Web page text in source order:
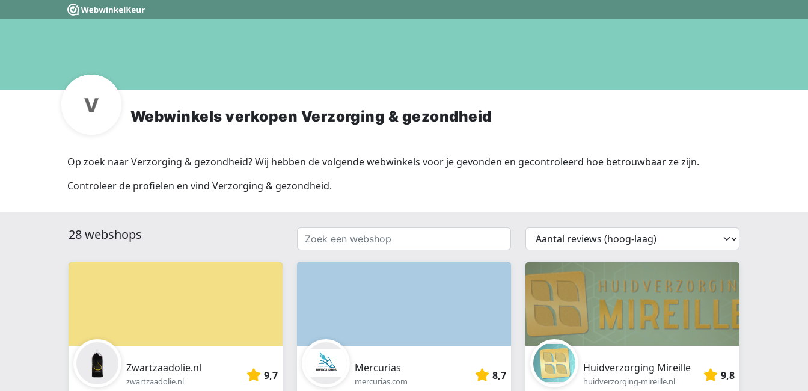
Webwinkels verkopen Verzorging & gezondheid
Op zoek naar Verzorging & gezondheid? Wij hebben de volgende webwinkels voor je gevonden en gecontroleerd hoe betrouwbaar ze zijn.
Controleer de profielen en vind Verzorging & gezondheid.
28 webshops
Zoek
een
webshop
{{
__('Sort')
}}
Zwartzaadolie.nl
zwartzaadolie.nl 9,7
Mercurias
mercurias.com 8,7
Huidverzorging Mireille
huidverzorging-mireille.nl 9,8